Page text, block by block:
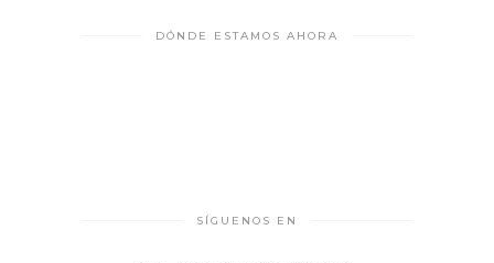
DÓNDE ESTAMOS AHORA
SÍGUENOS EN